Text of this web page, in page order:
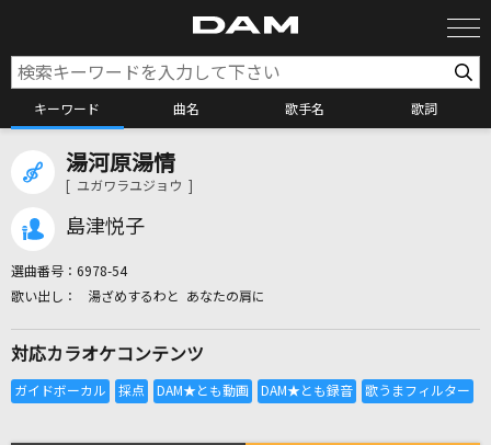
キーワード 曲名 歌手名 歌詞
全国りれき
湯河原湯情
[ ユガワラユジョウ ]
島津悦子
選曲番号： 6978-54
湯ざめするわと あなたの肩に
対応カラオケコンテンツ